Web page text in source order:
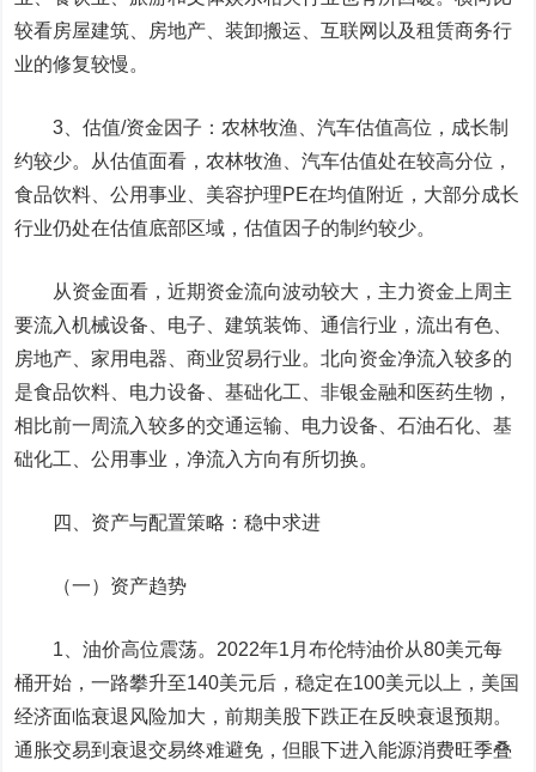
较看房屋建筑、房地产、装卸搬运、互联网以及租赁商务行
业的修复较慢。
3、估值/资金因子：农林牧渔、汽车估值高位，成长制
约较少。从估值面看，农林牧渔、汽车估值处在较高分位，
食品饮料、公用事业、美容护理PE在均值附近，大部分成长
行业仍处在估值底部区域，估值因子的制约较少。
从资金面看，近期资金流向波动较大，主力资金上周主
要流入机械设备、电子、建筑装饰、通信行业，流出有色、
房地产、家用电器、商业贸易行业。北向资金净流入较多的
是食品饮料、电力设备、基础化工、非银金融和医药生物，
相比前一周流入较多的交通运输、电力设备、石油石化、基
础化工、公用事业，净流入方向有所切换。
四、资产与配置策略：稳中求进
（一）资产趋势
1、油价高位震荡。2022年1月布伦特油价从80美元每
桶开始，一路攀升至140美元后，稳定在100美元以上，美国
经济面临衰退风险加大，前期美股下跌正在反映衰退预期。
通胀交易到衰退交易终难避免，但眼下进入能源消费旺季叠